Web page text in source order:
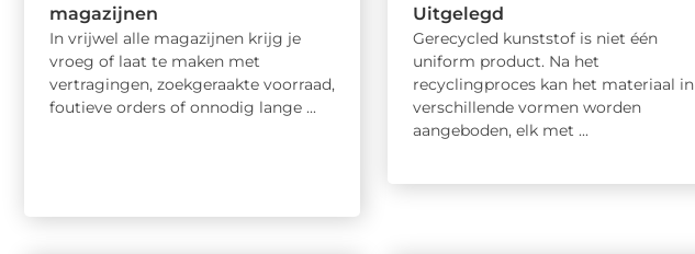
magazijnen
In vrijwel alle magazijnen krijg je
vroeg of laat te maken met
vertragingen, zoekgeraakte voorraad,
foutieve orders of onnodig lange ...
Uitgelegd
Gerecycled kunststof is niet één
uniform product. Na het
recyclingproces kan het materiaal in
verschillende vormen worden
aangeboden, elk met ...